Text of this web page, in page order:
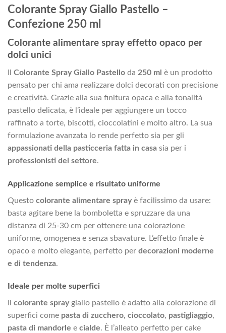
Colorante Spray Giallo Pastello –
Confezione 250 ml
Colorante alimentare spray effetto opaco per
dolci unici
Colorante Spray Giallo Pastello da 250 ml è un prodotto
pensato per chi ama realizzare dolci decorati con precisione
e creatività. Grazie alla sua finitura opaca e alla tonalità
pastello delicata, è l’ideale per aggiungere un tocco
raffinato a torte, biscotti, cioccolatini e molto altro. La sua
formulazione avanzata lo rende perfetto sia per gli
appassionati della pasticceria fatta in casa sia per i
professionisti del settore.
Applicazione semplice e risultato uniforme
Questo colorante alimentare sprayè facilissimo da usare:
basta agitare bene la bomboletta e spruzzare da una
distanza di 25-30 cm per ottenere una colorazione
uniforme, omogenea e senza sbavature. L’effetto finale è
opaco e molto elegante, perfetto per decorazioni moderne
e di tendenza.
Ideale per molte superfici
colorante spraygiallo pastello è adatto alla colorazione di
superfici come pasta di zucchero, cioccolato, pastigliaggio,
pasta di mandorle e cialde. È l’alleato perfetto per cake